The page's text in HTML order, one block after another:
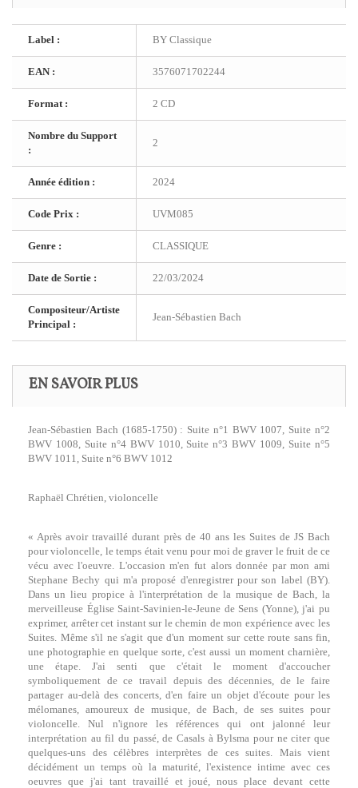
Label : BY Classique
EAN : 3576071702244
Format : 2 CD
Nombre du Support
:
2
Année édition : 2024
Code Prix : UVM085
Genre : CLASSIQUE
Date de Sortie : 22/03/2024
Compositeur/Artiste
Principal :
Jean-Sébastien Bach
EN SAVOIR PLUS
Jean-Sébastien Bach (1685-1750) : Suite n°1 BWV 1007, Suite n°2
BWV 1008, Suite n°4 BWV 1010, Suite n°3 BWV 1009, Suite n°5
BWV 1011, Suite n°6 BWV 1012
Raphaël Chrétien, violoncelle
« Après avoir travaillé durant près de 40 ans les Suites de JS Bach
pour violoncelle, le temps était venu pour moi de graver le fruit de ce
vécu avec l'oeuvre. L'occasion m'en fut alors donnée par mon ami
Stephane Bechy qui m'a proposé d'enregistrer pour son label (BY).
Dans un lieu propice à l'interprétation de la musique de Bach, la
merveilleuse Église Saint-Savinien-le-Jeune de Sens (Yonne), j'ai pu
exprimer, arrêter cet instant sur le chemin de mon expérience avec les
Suites. Même s'il ne s'agit que d'un moment sur cette route sans fin,
une photographie en quelque sorte, c'est aussi un moment charnière,
une étape. J'ai senti que c'était le moment d'accoucher
symboliquement de ce travail depuis des décennies, de le faire
partager au-delà des concerts, d'en faire un objet d'écoute pour les
mélomanes, amoureux de musique, de Bach, de ses suites pour
violoncelle. Nul n'ignore les références qui ont jalonné leur
interprétation au fil du passé, de Casals à Bylsma pour ne citer que
quelques-uns des célèbres interprètes de ces suites. Mais vient
décidément un temps où la maturité, l'existence intime avec ces
oeuvres que j'ai tant travaillé et joué, nous place devant cette